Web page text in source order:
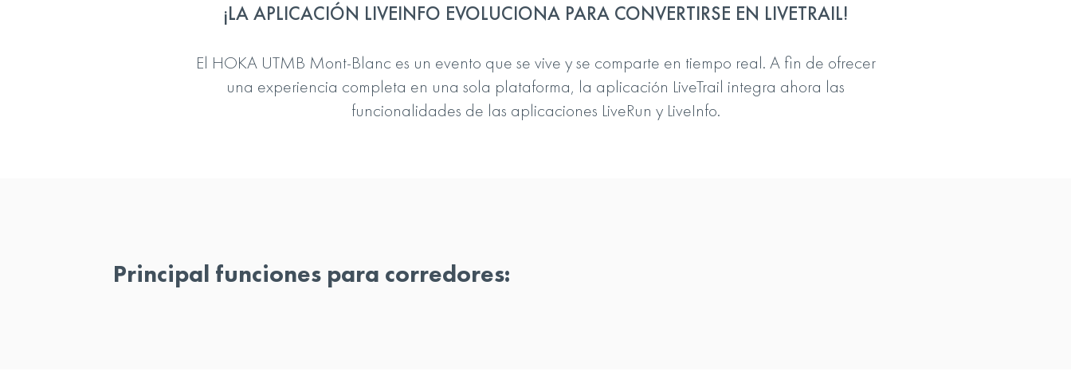
¡LA APLICACIÓN LIVEINFO EVOLUCIONA PARA CONVERTIRSE EN LIVETRAIL!
El HOKA UTMB Mont-Blanc es un evento que se vive y se comparte en tiempo real. A fin de ofrecer
una experiencia completa en una sola plataforma, la aplicación LiveTrail integra ahora las
funcionalidades de las aplicaciones LiveRun y LiveInfo.
Principal funciones para corredores: